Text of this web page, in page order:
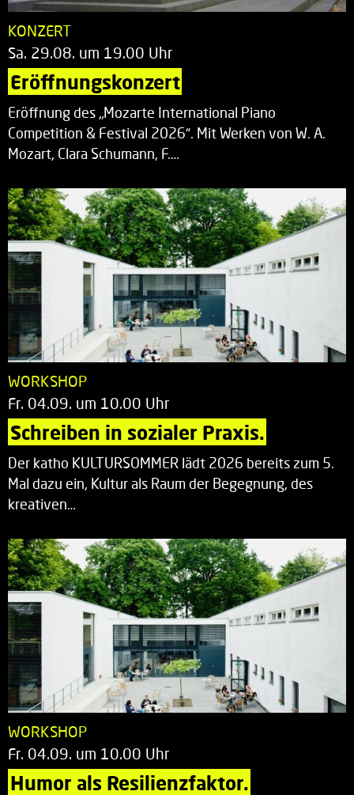
KONZERT
Sa. 29.08. um 19.00 Uhr
Eröffnungskonzert
Eröffnung des „Mozarte International Piano
Competition & Festival 2026“. Mit Werken von W. A.
Mozart, Clara Schumann, F.…
WORKSHOP
Fr. 04.09. um 10.00 Uhr
Schreiben in sozialer Praxis.
Der katho KULTURSOMMER lädt 2026 bereits zum 5.
Mal dazu ein, Kultur als Raum der Begegnung, des
kreativen…
WORKSHOP
Fr. 04.09. um 10.00 Uhr
Humor als Resilienzfaktor.